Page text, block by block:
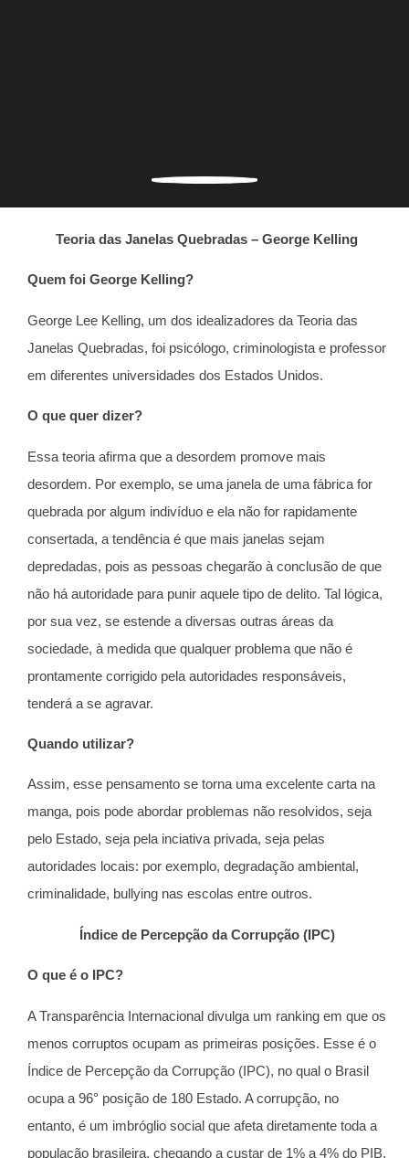
Teoria das Janelas Quebradas – George Kelling
Quem foi George Kelling?
George Lee Kelling, um dos idealizadores da Teoria das
Janelas Quebradas, foi psicólogo, criminologista e professor
em diferentes universidades dos Estados Unidos.
O que quer dizer?
Essa teoria afirma que a desordem promove mais
desordem. Por exemplo, se uma janela de uma fábrica for
quebrada por algum indivíduo e ela não for rapidamente
consertada, a tendência é que mais janelas sejam
depredadas, pois as pessoas chegarão à conclusão de que
não há autoridade para punir aquele tipo de delito. Tal lógica,
por sua vez, se estende a diversas outras áreas da
sociedade, à medida que qualquer problema que não é
prontamente corrigido pela autoridades responsáveis,
tenderá a se agravar.
Quando utilizar?
Assim, esse pensamento se torna uma excelente carta na
manga, pois pode abordar problemas não resolvidos, seja
pelo Estado, seja pela inciativa privada, seja pelas
autoridades locais: por exemplo, degradação ambiental,
criminalidade, bullying nas escolas entre outros.
Índice de Percepção da Corrupção (IPC)
O que é o IPC?
A Transparência Internacional divulga um ranking em que os
menos corruptos ocupam as primeiras posições. Esse é o
Índice de Percepção da Corrupção (IPC), no qual o Brasil
ocupa a 96° posição de 180 Estado. A corrupção, no
entanto, é um imbróglio social que afeta diretamente toda a
população brasileira, chegando a custar de 1% a 4% do PIB,